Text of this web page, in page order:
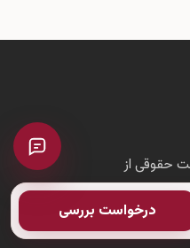
حقوقی از
درخواست بررسی